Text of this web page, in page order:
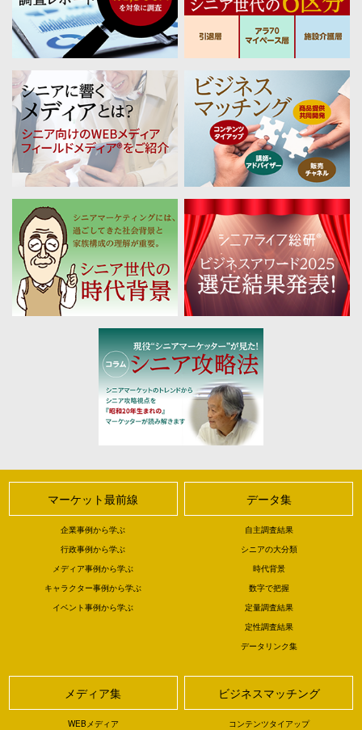
マーケット最前線
企業事例から学ぶ
行政事例から学ぶ
メディア事例から学ぶ
キャラクター事例から学ぶ
イベント事例から学ぶ
データ集
自主調査結果
シニアの大分類
時代背景
数字で把握
定量調査結果
定性調査結果
データリンク集
メディア集
WEBメディア
ビジネスマッチング
コンテンツタイアップ